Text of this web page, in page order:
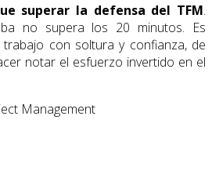
superar la defensa del TFM.
no supera los 20 minutos. Es
con soltura y confianza, de
notar el esfuerzo invertido en el
Management